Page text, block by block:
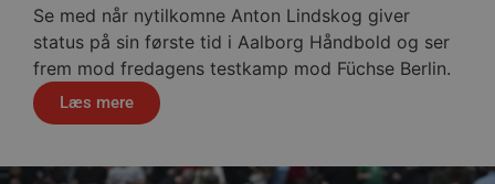
Se med når nytilkomne Anton Lindskog giver
status på sin første tid i Aalborg Håndbold og ser
frem mod fredagens testkamp mod Füchse Berlin.
Læs mere
CookieScriptConsent
Google Privacy Policy